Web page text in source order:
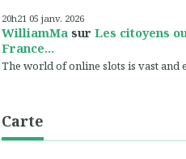
20h21 05 janv. 2026
WilliamMa sur Les citoyens
France...
The world of online slots is vast and
Carte